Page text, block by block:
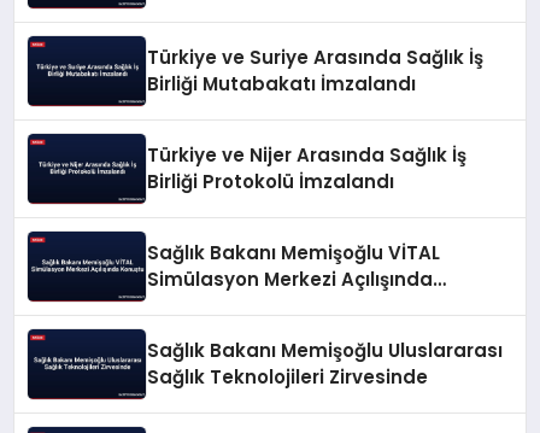
Türkiye ve Suriye Arasında Sağlık İş
Birliği Mutabakatı İmzalandı
Türkiye ve Nijer Arasında Sağlık İş
Birliği Protokolü İmzalandı
Sağlık Bakanı Memişoğlu VİTAL
Simülasyon Merkezi Açılışında
Sağlık Bakanı Memişoğlu Uluslararası
Sağlık Teknolojileri Zirvesinde